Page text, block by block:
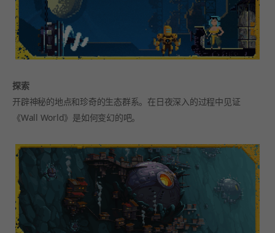
探索
开辟神秘的地点和珍奇的生态群系。在日夜深入的过程中见证
《Wall World》是如何变幻的吧。